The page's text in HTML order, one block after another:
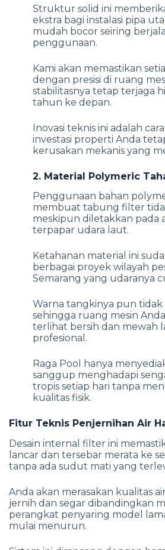
Struktur solid ini
ekstra bagi instalasi pipa
mudah bocor seiring
penggunaan.
Kami akan memastikan
dengan presisi di ruang
stabilitasnya tetap terjaga
tahun ke depan.
Inovasi teknis ini adalah
investasi properti Anda
kerusakan mekanis yang
2. Material Polymeric
Penggunaan bahan
membuat tabung filter
meskipun diletakkan pada
terpapar udara laut.
Ketahanan material ini
berbagai proyek wilayah
Semarang yang udaranya
Warna tangkinya pun
sehingga ruang mesin
terlihat bersih dan mewah
profesional.
Raga Pool hanya
sanggup menghadapi
tropis setiap hari tanpa
kualitas fisik.
Fitur Teknis Penjernihan Air
Desain internal filter ini
lancar dan tersebar merata ke
tanpa ada sudut mati yang
Anda akan merasakan kualitas
jernih dan segar dibandingkan
perangkat penyaring model
mulai menurun.